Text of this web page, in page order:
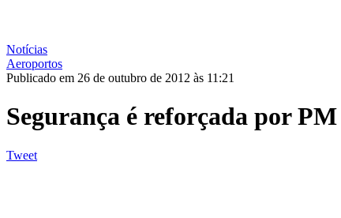
Notícias
Aeroportos
Publicado em 26 de outubro de 2012 às 11:21
Segurança é reforçada por
Tweet